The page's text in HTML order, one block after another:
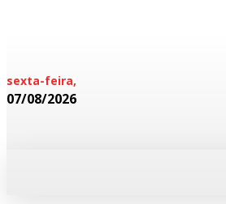
sexta-feira,
07/08/2026